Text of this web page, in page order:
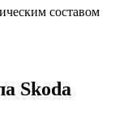
составом
Skoda